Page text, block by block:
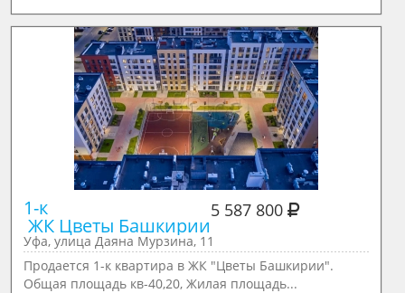
1-к
ЖК Цветы Башкирии
5 587 800
Уфа, улица Даяна Мурзина, 11
Продается 1-к квартира в ЖК "Цветы Башкирии".
Общая площадь кв-40,20, Жилая площадь...